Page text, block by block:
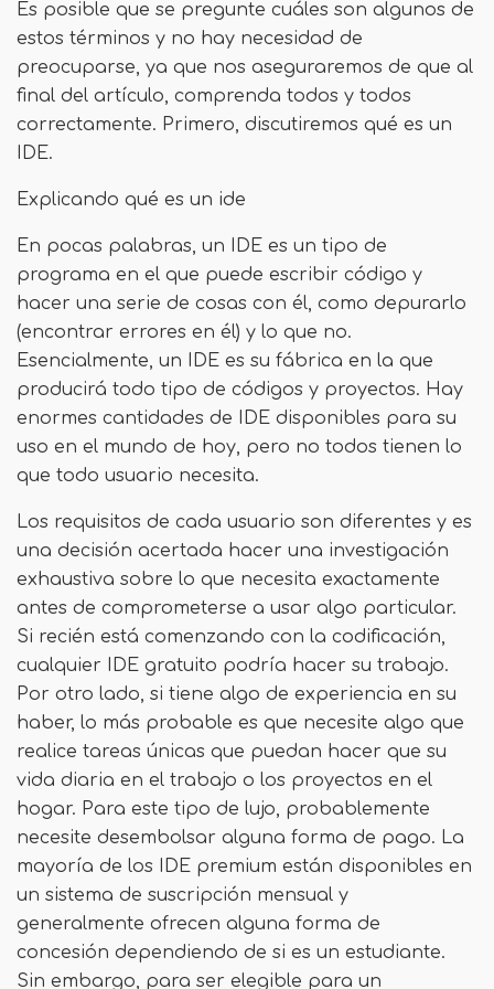
Es posible que se pregunte cuáles son algunos de
estos términos y no hay necesidad de
preocuparse, ya que nos aseguraremos de que al
final del artículo, comprenda todos y todos
correctamente. Primero, discutiremos qué es un
IDE.
Explicando qué es un ide
En pocas palabras, un IDE es un tipo de
programa en el que puede escribir código y
hacer una serie de cosas con él, como depurarlo
(encontrar errores en él) y lo que no.
Esencialmente, un IDE es su fábrica en la que
producirá todo tipo de códigos y proyectos. Hay
enormes cantidades de IDE disponibles para su
uso en el mundo de hoy, pero no todos tienen lo
que todo usuario necesita.
Los requisitos de cada usuario son diferentes y es
una decisión acertada hacer una investigación
exhaustiva sobre lo que necesita exactamente
antes de comprometerse a usar algo particular.
Si recién está comenzando con la codificación,
cualquier IDE gratuito podría hacer su trabajo.
Por otro lado, si tiene algo de experiencia en su
haber, lo más probable es que necesite algo que
realice tareas únicas que puedan hacer que su
vida diaria en el trabajo o los proyectos en el
hogar. Para este tipo de lujo, probablemente
necesite desembolsar alguna forma de pago. La
mayoría de los IDE premium están disponibles en
un sistema de suscripción mensual y
generalmente ofrecen alguna forma de
concesión dependiendo de si es un estudiante.
Sin embargo, para ser elegible para un